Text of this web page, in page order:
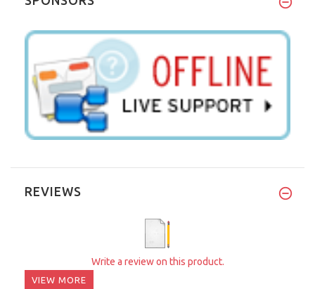
REVIEWS
Write a review on this product.
VIEW MORE